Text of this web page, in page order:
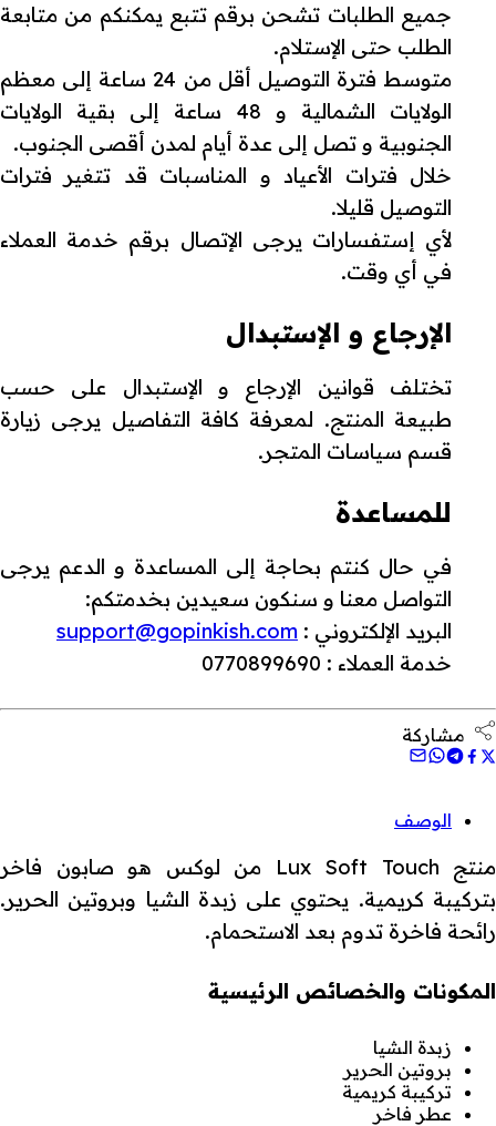
جميع الطلبات تشحن برقم تتبع يمكنكم من متابعة
الطلب حتى الإستلام.
متوسط فترة التوصيل أقل من 24 ساعة إلى معظم
الولايات الشمالية و 48 ساعة إلى بقية الولايات
الجنوبية و تصل إلى عدة أيام لمدن أقصى الجنوب.
خلال فترات الأعياد و المناسبات قد تتغير فترات
التوصيل قليلا.
لأي إستفسارات يرجى الإتصال برقم خدمة العملاء
في أي وقت.
الإرجاع و الإستبدال
تختلف قوانين الإرجاع و الإستبدال على حسب
طبيعة المنتج. لمعرفة كافة التفاصيل يرجى زيارة
قسم سياسات المتجر.
للمساعدة
في حال كنتم بحاجة إلى المساعدة و الدعم يرجى
التواصل معنا و سنكون سعيدين بخدمتكم:
البريد الإلكتروني : support@gopinkish.com
خدمة العملاء : 0770899690
مشاركة
الوصف
منتج Lux Soft Touch من لوكس هو صابون فاخر
بتركيبة كريمية. يحتوي على زبدة الشيا وبروتين الحرير.
رائحة فاخرة تدوم بعد الاستحمام.
المكونات والخصائص الرئيسية
زبدة الشيا
بروتين الحرير
تركيبة كريمية
عطر فاخر